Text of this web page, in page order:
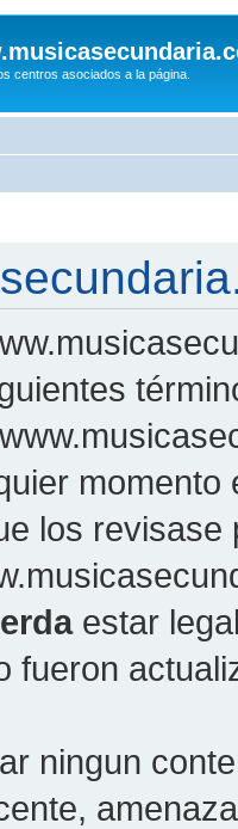
centros asociados a la página.
los
estar
fueron
ningun